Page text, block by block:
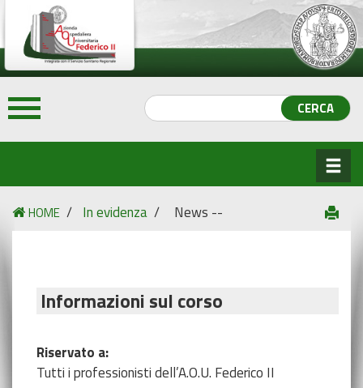
HOME / In evidenza / News --
Informazioni sul corso
Riservato a:
Tutti i professionisti dell’A.O.U. Federico II